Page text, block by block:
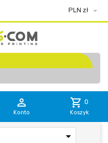
PLN zł 

Konto
shopping_cart 0
Koszyk
